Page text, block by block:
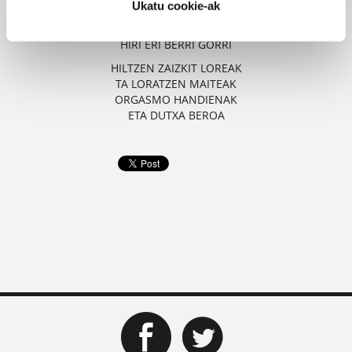
Ukatu cookie-ak
ASMATUTAKO ERREALITATEETATIK
HIRI ERI BERRI GORRI
HILTZEN ZAIZKIT LOREAK
TA LORATZEN MAITEAK
ORGASMO HANDIENAK
ETA DUTXA BEROA